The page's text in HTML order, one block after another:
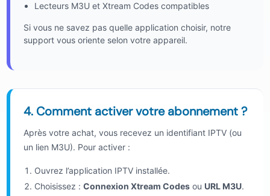
Lecteurs M3U et Xtream Codes compatibles
Si vous ne savez pas quelle application choisir, notre
support vous oriente selon votre appareil.
4. Comment activer votre abonnement ?
Après votre achat, vous recevez un identifiant IPTV (ou
un lien M3U). Pour activer :
Ouvrez l’application IPTV installée.
Choisissez :Connexion Xtream Codes ou URL M3U.